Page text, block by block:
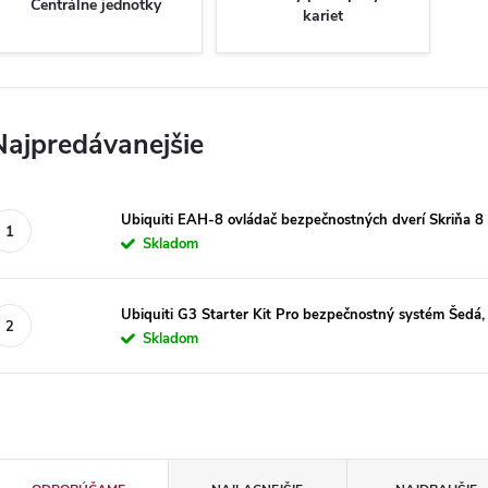
Centrálne jednotky
kariet
Ubiquiti EAH-8 ovládač bezpečnostných dverí Skriňa
Skladom
Ubiquiti G3 Starter Kit Pro bezpečnostný systém Šedá,
Skladom